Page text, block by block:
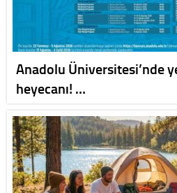
Anadolu Üniversitesi’nde
heyecanı! …